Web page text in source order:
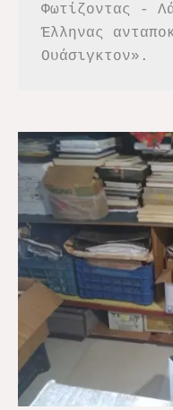
Φωτίζοντας -
Έλληνας
Ουάσιγκτον».